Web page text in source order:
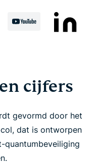
cijfers
gevormd door het
dat is ontworpen
quantumbeveiliging